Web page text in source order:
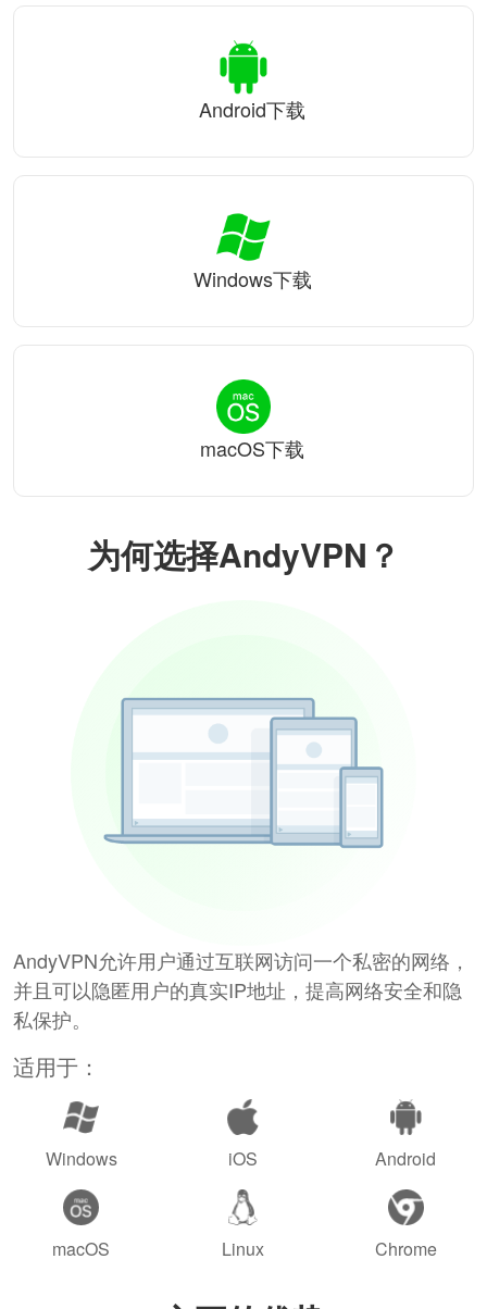
为何选择AndyVPN？
AndyVPN允许用户通过互联网访问一个私密的网络，
并且可以隐匿用户的真实IP地址，提高网络安全和隐
私保护。
适用于：
Windows iOS Android
macOS Linux Chrome
Android下载
Windows下载
macOS下载